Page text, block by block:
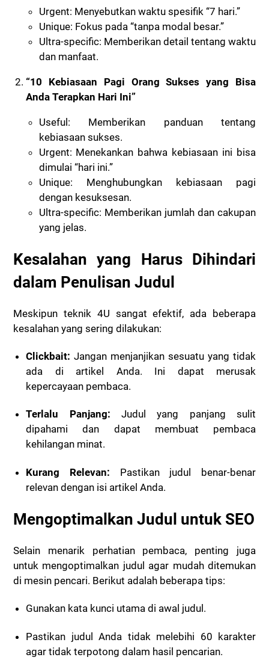
Urgent: Menyebutkan waktu spesifik “7 hari.”
Unique: Fokus pada “tanpa modal besar.”
Ultra-specific: Memberikan detail tentang waktu
dan manfaat.
“10 Kebiasaan Pagi Orang Sukses yang Bisa
Anda Terapkan Hari Ini”
Useful: Memberikan panduan tentang
kebiasaan sukses.
Urgent: Menekankan bahwa kebiasaan ini bisa
dimulai “hari ini.”
Unique: Menghubungkan kebiasaan pagi
dengan kesuksesan.
Ultra-specific: Memberikan jumlah dan cakupan
yang jelas.
Kesalahan yang Harus Dihindari
dalam Penulisan Judul
Meskipun teknik 4U sangat efektif, ada beberapa
kesalahan yang sering dilakukan:
Clickbait: Jangan menjanjikan sesuatu yang tidak
ada di artikel Anda. Ini dapat merusak
kepercayaan pembaca.
Terlalu Panjang: Judul yang panjang sulit
dipahami dan dapat membuat pembaca
kehilangan minat.
Kurang Relevan: Pastikan judul benar-benar
relevan dengan isi artikel Anda.
Mengoptimalkan Judul untuk SEO
Selain menarik perhatian pembaca, penting juga
untuk mengoptimalkan judul agar mudah ditemukan
di mesin pencari. Berikut adalah beberapa tips:
Gunakan kata kunci utama di awal judul.
Pastikan judul Anda tidak melebihi 60 karakter
agar tidak terpotong dalam hasil pencarian.